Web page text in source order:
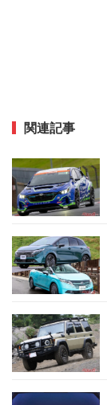
関連記事